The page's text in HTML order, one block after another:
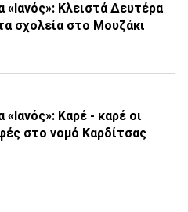
«Ιανός»: Κλειστά Δευτέρα
σχολεία στο Μουζάκι
«Ιανός»: Καρέ - καρέ οι
στο νομό Καρδίτσας